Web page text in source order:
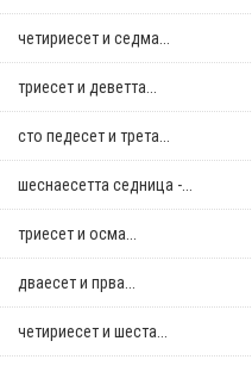
четириесет и седма...
триесет и деветта...
сто педесет и трета...
шеснаесетта седница -...
триесет и осма...
дваесет и прва...
четириесет и шеста...